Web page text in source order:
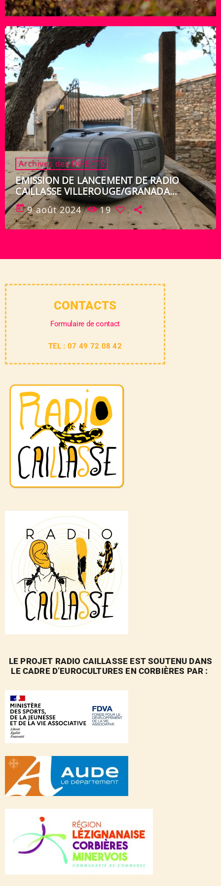
Archives des DIRECTS
EMISSION DE LANCEMENT DE RADIO
CAILLASSE VILLEROUGE/GRANADA
VENDREDI 9 AOÛT
today 9 août 2024 19
CONTACTS
Formulaire de contact
TEL : 07 49 72 08 42
LE PROJET RADIO CAILLASSE EST SOUTENU DANS
LE CADRE D’EUROCULTURES EN CORBIÈRES PAR :